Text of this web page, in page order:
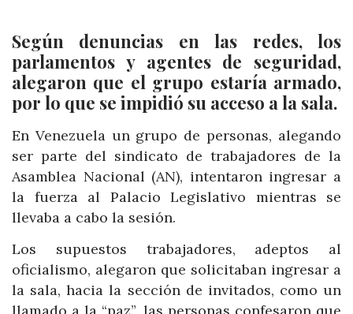
Según denuncias en las redes, los
parlamentos y agentes de seguridad,
alegaron que el grupo estaría armado,
por lo que se impidió su acceso a la sala.
En Venezuela un grupo de personas, alegando
ser parte del sindicato de trabajadores de la
Asamblea Nacional (AN), intentaron ingresar a
la fuerza al Palacio Legislativo mientras se
llevaba a cabo la sesión.
Los supuestos trabajadores, adeptos al
oficialismo, alegaron que solicitaban ingresar a
la sala, hacia la sección de invitados, como un
llamado a la “paz”, las personas confesaron que